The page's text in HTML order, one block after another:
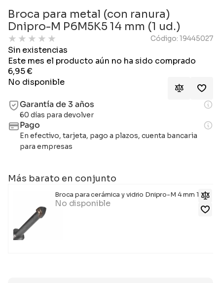
Broca para metal (con ranura)
Dnipro-M P6M5K5 14 mm (1 ud.)
★ ★ ★ ★ ★ Código: 19445027
Sin existencias
Este mes el producto aún no ha sido comprado
6,95€
No disponible
Garantía de 3 años
60 días para devolver
Pago
En efectivo, tarjeta, pago a plazos, cuenta bancaria
para empresas
Más barato en conjunto
Broca para cerámica y vidrio Dnipro-M 4 mm 1ud.
No disponible